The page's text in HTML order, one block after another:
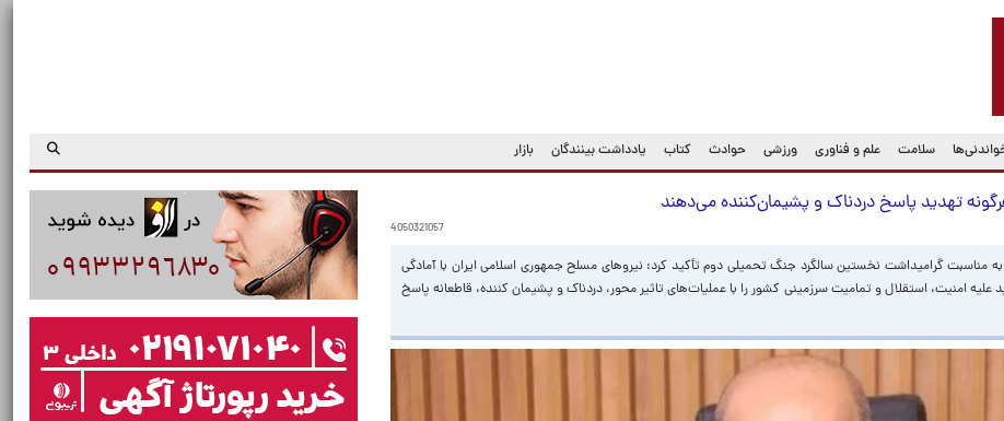
سلامت علم و فناوری ورزشی حوادث کتاب یادداشت بینندگان بازار
تهدید پاسخ دردناک و پشیمان‌کننده می‌دهند
4050321057
به مناسبت گرامیداشت نخستین سالگرد جنگ تحمیلی دوم تأکید کرد: نیروهای مسلح جمهوری اسلامی ایران با آمادگی
علیه امنیت، استقلال و تمامیت سرزمینی کشور را با عملیات‌های تاثیر محور، دردناک و پشیمان کننده، قاطعانه پاسخ